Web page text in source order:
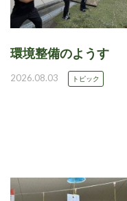
環境整備のようす
2026.08.03 トピック